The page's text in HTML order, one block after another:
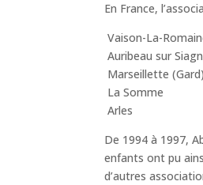
En France,
Vaison-La-
Auribeau sur
Marseillette (Gard)
La Somme
Arles
De 1994 à 1997,
enfants ont pu
d’autres